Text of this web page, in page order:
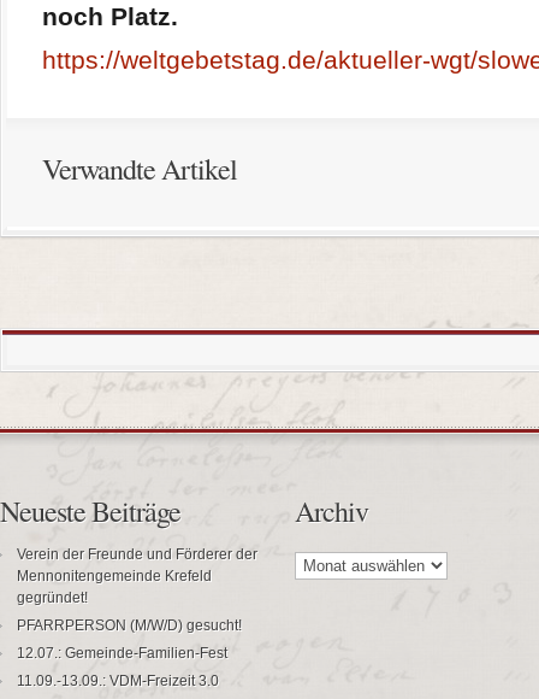
noch Platz.
https://weltgebetstag.de/aktueller-wgt/
Verwandte Artikel
Neueste Beiträge
Verein der Freunde und Förderer der
Mennonitengemeinde Krefeld
gegründet!
PFARRPERSON (M/W/D) gesucht!
12.07.: Gemeinde-Familien-Fest
11.09.-13.09.: VDM-Freizeit 3.0
Archiv
Archiv